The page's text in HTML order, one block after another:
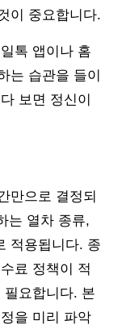
이 중요합니다.
톡 앱이나 홈
는 습관을 들이
보면 정신이
만으로 결정되
는 열차 종류,
적용됩니다. 종
료 정책이 적
요합니다. 본
을 미리 파악